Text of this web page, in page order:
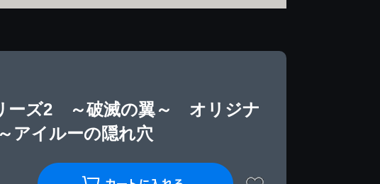
ーズ2 ～破滅の翼～ オリジナ
アイルーの隠れ穴